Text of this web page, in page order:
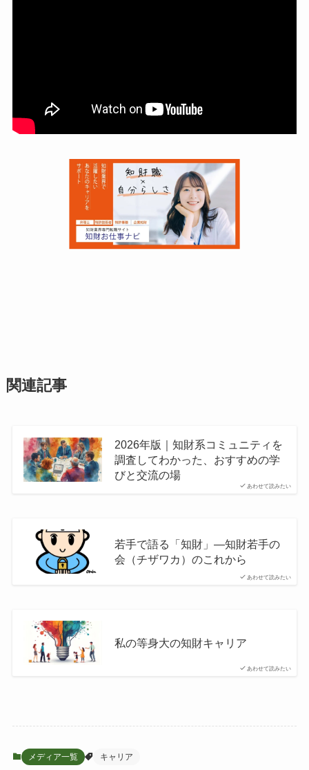
関連記事
あわせて読みたい
2026年版｜知財系コミュニティを
調査してわかった、おすすめの学
びと交流の場
あわせて読みたい
若手で語る「知財」―知財若手の
会（チザワカ）のこれから
あわせて読みたい
私の等身大の知財キャリア
メディア一覧 キャリア